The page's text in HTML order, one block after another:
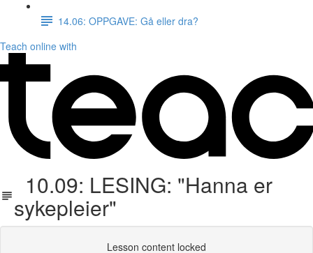
14.06: OPPGAVE: Gå eller dra?
Teach online with
10.09: LESING: "Hanna er
sykepleier"
Lesson content locked